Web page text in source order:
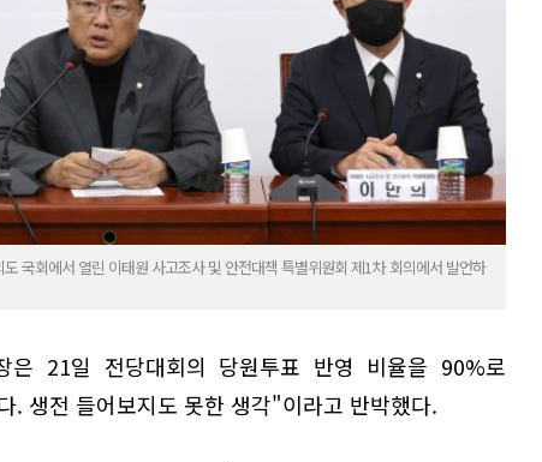
국회에서 열린 이태원 사고조사 및 안전대책 특별위원회 제1차 회의에서 발언하
은 21일 전당대회의 당원투표 반영 비율을 90%로
. 생전 들어보지도 못한 생각"이라고 반박했다.